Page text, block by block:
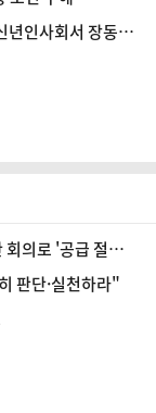
인사회서 장동혁
의로 '공급 절벽'
판단·실천하라"